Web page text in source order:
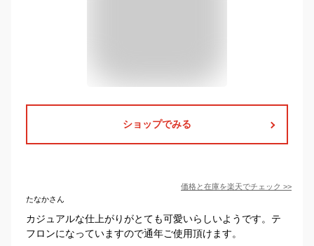
ショップでみる
価格と在庫を楽天でチェック >>
たなかさん
カジュアルな仕上がりがとても可愛いらしいようです。テ
フロンになっていますので通年ご使用頂けます。